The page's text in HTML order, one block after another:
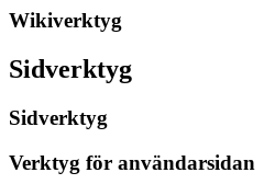
Wikiverktyg
Sidverktyg
Sidverktyg
Verktyg för användarsidan